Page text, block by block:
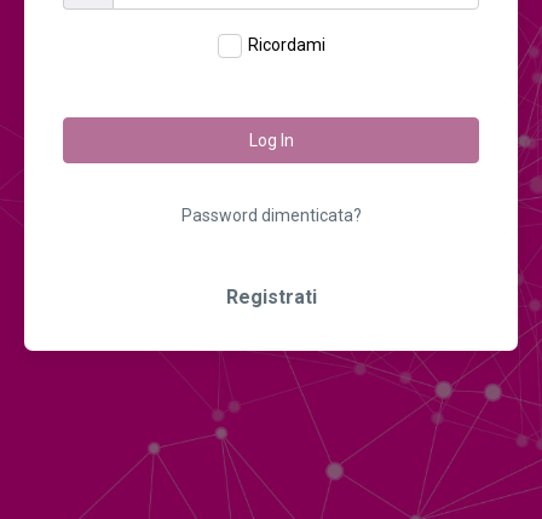
Ricordami
Log In
Password dimenticata?
Registrati